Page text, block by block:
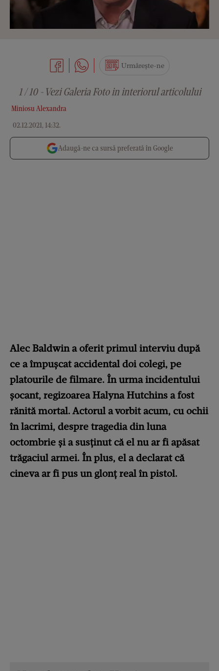
Miniosu Alexandra
02.12.2021, 14:32.
Urmărește-ne
1 / 10 - Vezi Galeria Foto in interiorul articolului
Adaugă-ne ca sursă preferată în Google
Alec Baldwin a oferit primul interviu după
ce a împușcat accidental doi colegi, pe
platourile de filmare. În urma incidentului
șocant, regizoarea Halyna Hutchins a fost
rănită mortal. Actorul a vorbit acum, cu ochii
în lacrimi, despre tragedia din luna
octombrie și a susținut că el nu ar fi apăsat
trăgaciul armei. În plus, el a declarat că
cineva ar fi pus un glonț real în pistol.